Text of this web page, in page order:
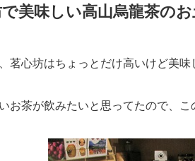
美味しい高山烏龍茶の
茗心坊はちょっとだけ高いけど美味
お茶が飲みたいと思ってたので、こ